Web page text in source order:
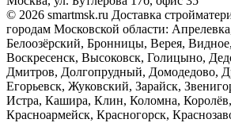
© 2026 smartmsk.ru Доставка
городам Московской области:
Белоозёрский, Бронницы, Верея,
Воскресенск, Высоковск, Голицыно,
Дмитров, Долгопрудный, Домодедово,
Егорьевск, Жуковский, Зарайск,
Истра, Кашира, Клин, Коломна,
Красноармейск, Красногорск,